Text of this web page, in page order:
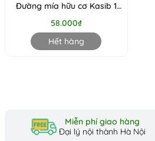
Đường mía hữu cơ Kasib 1
58.000₫
Hết hàng
Miễn phí giao hàng
Đại lý nội thành Hà Nội